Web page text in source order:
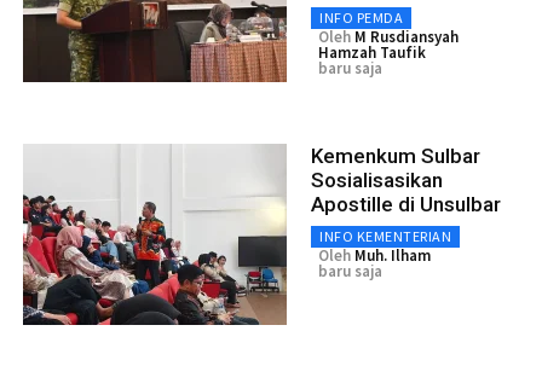
INFO PEMDA
Oleh M Rusdiansyah
Hamzah Taufik
baru saja
Kemenkum Sulbar
Sosialisasikan
Apostille di Unsulbar
INFO KEMENTERIAN
Oleh Muh. Ilham
baru saja